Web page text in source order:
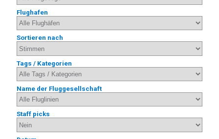
Flughafen
Sortieren nach
Tags / Kategorien
Name der Fluggesellschaft
Staff picks